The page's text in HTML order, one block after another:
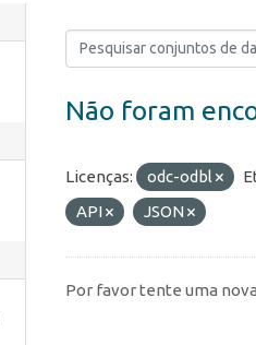
Não foram
Licenças: odc-odbl
API
JSON
Por favor tente uma